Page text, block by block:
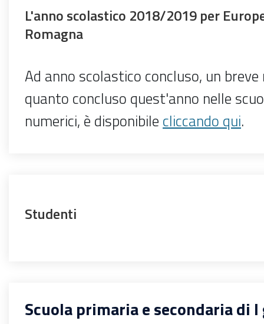
L'anno scolastico 2018/2019 per
Romagna
Ad anno scolastico concluso, un breve
quanto concluso quest'anno nelle
numerici, è disponibile cliccando qui.
Studenti
Scuola primaria e secondaria di